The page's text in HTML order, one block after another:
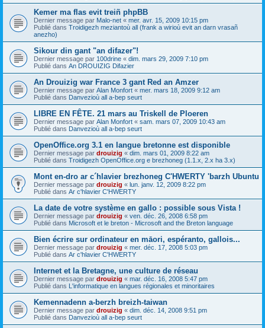
Kemer ma flas evit treiñ phpBB
Dernier message par Malo-net « mer. avr. 15, 2009 10:15 pm
Publié dans Troidigezh meziantoù all (frank a wirioù evit an darn vrasañ
anezho)
Sikour din gant "an difazer"!
Dernier message par 100drine « dim. mars 29, 2009 7:10 pm
Publié dans An DROUIZIG Difazier
An Drouizig war France 3 gant Red an Amzer
Dernier message par Alan Monfort « mer. mars 18, 2009 9:12 am
Publié dans Danvezioù all a-bep seurt
LIBRE EN FÊTE. 21 mars au Triskell de Ploeren
Dernier message par Alan Monfort « sam. mars 07, 2009 10:43 am
Publié dans Danvezioù all a-bep seurt
OpenOffice.org 3.1 en langue bretonne est disponible
Dernier message par drouizig « dim. mars 01, 2009 8:22 am
Publié dans Troidigezh OpenOffice.org e brezhoneg (1.1.x, 2.x ha 3.x)
Mont en-dro ar c´hlavier brezhoneg C'HWERTY 'barzh Ubuntu
Dernier message par drouizig « lun. janv. 12, 2009 8:22 pm
Publié dans Ar c'hlavier C'HWERTY
La date de votre système en gallo : possible sous Vista !
Dernier message par drouizig « ven. déc. 26, 2008 6:58 pm
Publié dans Microsoft et le breton - Microsoft and the Breton language
Bien écrire sur ordinateur en māori, espéranto, gallois...
Dernier message par drouizig « mer. déc. 17, 2008 5:03 pm
Publié dans Ar c'hlavier C'HWERTY
Internet et la Bretagne, une culture de réseau
Dernier message par drouizig « mar. déc. 16, 2008 5:47 pm
Publié dans L'informatique en langues régionales et minoritaires
Kemennadenn a-berzh breizh-taiwan
Dernier message par drouizig « dim. déc. 14, 2008 9:51 pm
Publié dans Danvezioù all a-bep seurt